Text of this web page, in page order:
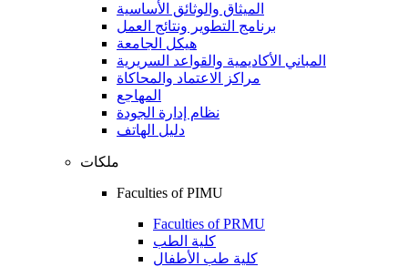
الميثاق والوثائق الأساسية
برنامج التطوير ونتائج العمل
هيكل الجامعة
المباني الأكاديمية والقواعد السريرية
مراكز الاعتماد والمحاكاة
المهاجع
نظام إدارة الجودة
دليل الهاتف
ملكات
Faculties of PIMU
Faculties of PRMU
كلية الطب
كلية طب الأطفال